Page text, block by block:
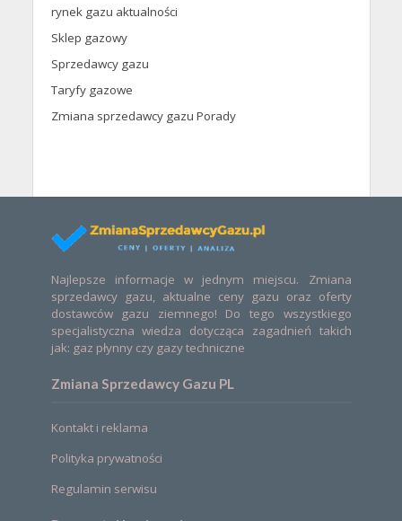
rynek gazu aktualności
Sklep gazowy
Sprzedawcy gazu
Taryfy gazowe
Zmiana sprzedawcy gazu Porady
Najlepsze informacje w jednym miejscu. Zmiana
sprzedawcy gazu, aktualne ceny gazu oraz oferty
dostawców gazu ziemnego! Do tego wszystkiego
specjalistyczna wiedza dotycząca zagadnień takich
jak: gaz płynny czy gazy techniczne
Zmiana Sprzedawcy Gazu PL
Kontakt i reklama
Polityka prywatności
Regulamin serwisu